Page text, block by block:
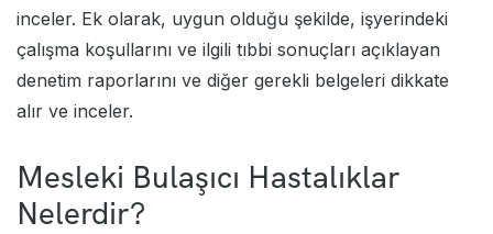
inceler. Ek olarak, uygun olduğu şekilde, işyerindeki
çalışma koşullarını ve ilgili tıbbi sonuçları açıklayan
denetim raporlarını ve diğer gerekli belgeleri dikkate
alır ve inceler.
Mesleki Bulaşıcı Hastalıklar
Nelerdir?